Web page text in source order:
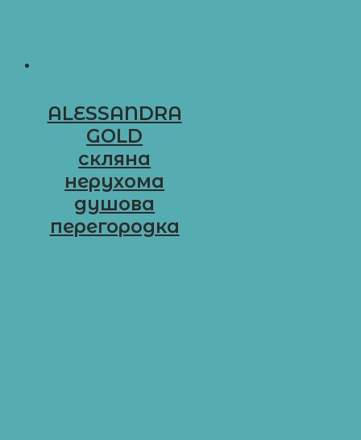
ALESSANDRA
GOLD
cкляна
нерухома
душова
перегородка